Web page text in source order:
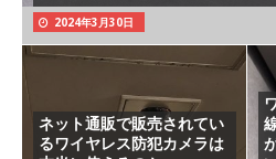
2024年3月30日
ネット通販で販売されてい
るワイヤレス防犯カメラは